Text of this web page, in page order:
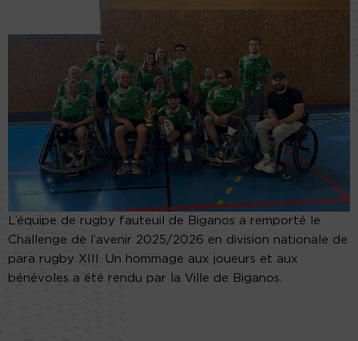
L’équipe de rugby fauteuil de Biganos a remporté le
Challenge de l’avenir 2025/2026 en division nationale de
para rugby XIII. Un hommage aux joueurs et aux
bénévoles a été rendu par la Ville de Biganos.